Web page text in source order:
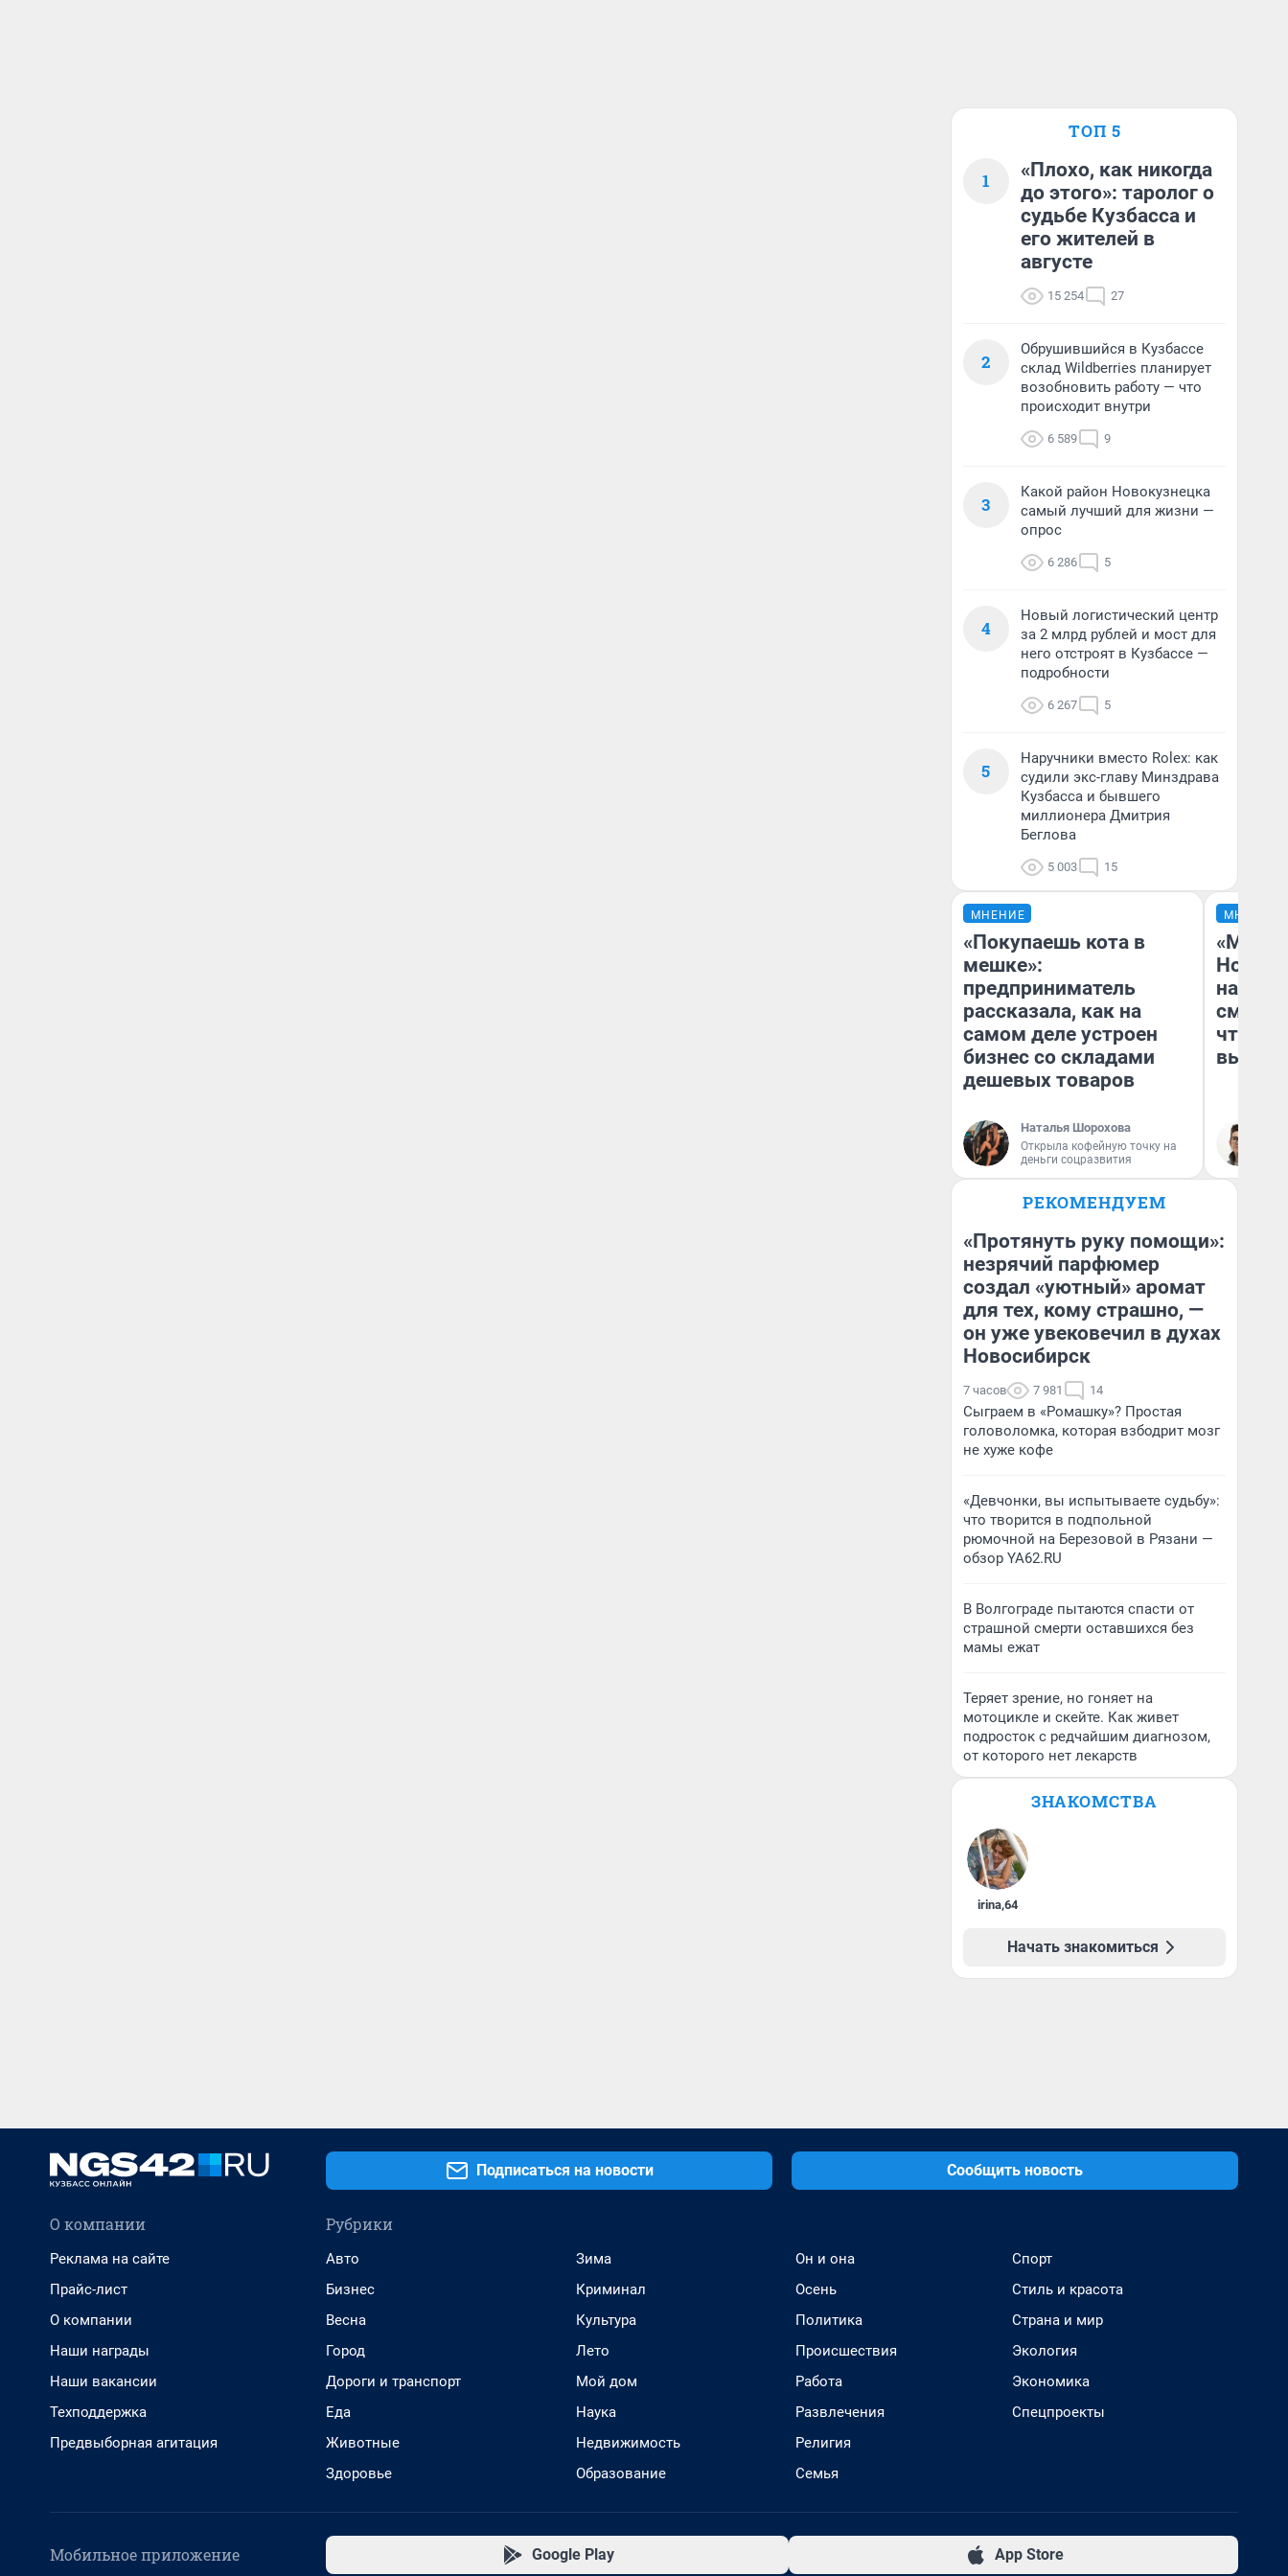
ТОП 5
1
«Плохо, как никогда
до этого»: таролог о
судьбе Кузбасса и
его жителей в
августе
15 254 27
2
Обрушившийся в Кузбассе
склад Wildberries планирует
возобновить работу — что
происходит внутри
6 589 9
3
Какой район Новокузнецка
самый лучший для жизни —
опрос
6 286 5
4
Новый логистический центр
за 2 млрд рублей и мост для
него отстроят в Кузбассе —
подробности
6 267 5
5
Наручники вместо Rolex: как
судили экс-главу Минздрава
Кузбасса и бывшего
миллионера Дмитрия
Беглова
5 003 15
МНЕНИЕ
«Покупаешь кота в
мешке»:
предприниматель
рассказала, как на
самом деле устроен
бизнес со складами
дешевых товаров
Наталья Шорохова
Открыла кофейную точку на
деньги соцразвития
МНЕНИЕ
«Мы
чтобы
РЕКОМЕНДУЕМ
«Протянуть руку помощи»:
незрячий парфюмер
создал «уютный» аромат
для тех, кому страшно, —
он уже увековечил в духах
Новосибирск
7 часов 7 981 14
Сыграем в «Ромашку»? Простая
головоломка, которая взбодрит мозг
не хуже кофе
«Девчонки, вы испытываете судьбу»:
что творится в подпольной
рюмочной на Березовой в Рязани —
обзор YA62.RU
В Волгограде пытаются спасти от
страшной смерти оставшихся без
мамы ежат
Теряет зрение, но гоняет на
мотоцикле и скейте. Как живет
подросток с редчайшим диагнозом,
от которого нет лекарств
ЗНАКОМСТВА
irina,64
Начать знакомиться
Подписаться на новости Сообщить новость
О компании
Реклама на сайте
Прайс-лист
О компании
Наши награды
Наши вакансии
Техподдержка
Предвыборная агитация
Рубрики
Авто
Бизнес
Весна
Город
Дороги и транспорт
Еда
Животные
Здоровье
Зима
Криминал
Культура
Лето
Мой дом
Наука
Недвижимость
Образование
Он и она
Осень
Политика
Происшествия
Работа
Развлечения
Религия
Семья
Спорт
Стиль и красота
Страна и мир
Экология
Экономика
Спецпроекты
Мобильное приложение Google Play App Store